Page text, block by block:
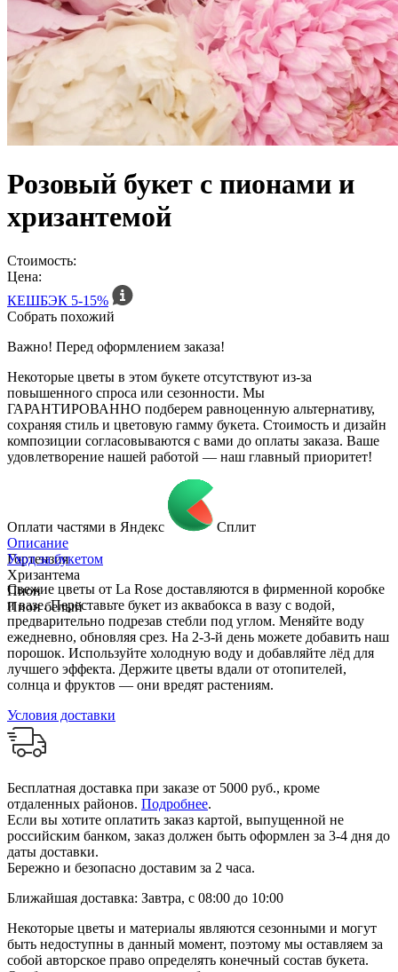
Розовый букет с пионами и
хризантемой
Стоимость:
Цена:
КЕШБЭК 5-15%
Собрать похожий
Важно! Перед оформлением заказа!
Некоторые цветы в этом букете отсутствуют из-за
повышенного спроса или сезонности. Мы
ГАРАНТИРОВАННО подберем равноценную альтернативу,
сохраняя стиль и цветовую гамму букета. Стоимость и дизайн
композиции согласовываются с вами до оплаты заказа. Ваше
удовлетворение нашей работой — наш главный приоритет!
Оплати частями в Яндекс
Сплит
Описание
Гортензия
Хризантема
Пион
Пион белый
Уход за букетом
Свежие цветы от La Rose доставляются в фирменной коробке
и вазе. Переставьте букет из аквабокса в вазу с водой,
предварительно подрезав стебли под углом. Меняйте воду
ежедневно, обновляя срез. На 2-3-й день можете добавить наш
порошок. Используйте холодную воду и добавляйте лёд для
лучшего эффекта. Держите цветы вдали от отопителей,
солнца и фруктов — они вредят растениям.
Условия доставки
Бесплатная доставка при заказе от 5000 руб., кроме
отдаленных районов. Подробнее.
Если вы хотите оплатить заказ картой, выпущенной не
российским банком, заказ должен быть оформлен за 3-4 дня до
даты доставки.
Бережно и безопасно доставим за 2 часа.
Ближайшая доставка: Завтра, с 08:00 до 10:00
Некоторые цветы и материалы являются сезонными и могут
быть недоступны в данный момент, поэтому мы оставляем за
собой авторское право определять конечный состав букета.